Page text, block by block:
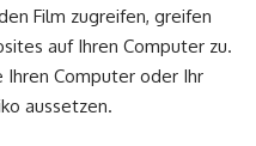
Film zugreifen, greifen
auf Ihren Computer zu.
Ihren Computer oder Ihr
aussetzen.